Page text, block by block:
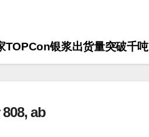
TOPCon银浆出货量突破千吨
808, ab